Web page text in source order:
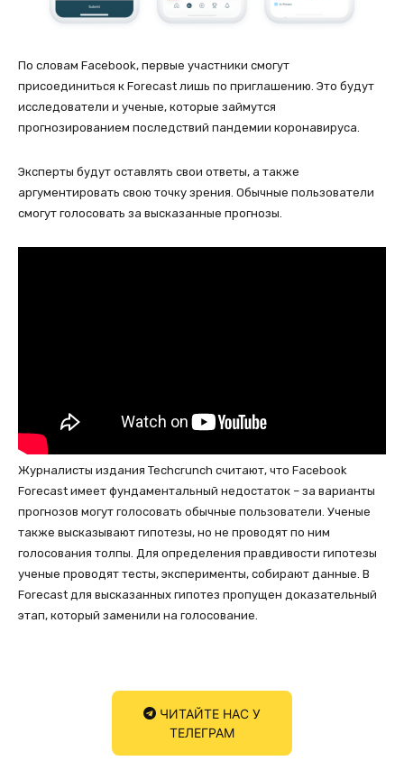
По словам Facebook, первые участники смогут
присоединиться к Forecast лишь по приглашению. Это будут
исследователи и ученые, которые займутся
прогнозированием последствий пандемии коронавируса.
Эксперты будут оставлять свои ответы, а также
аргументировать свою точку зрения. Обычные пользователи
смогут голосовать за высказанные прогнозы.
Журналисты издания Techcrunch считают, что Facebook
Forecast имеет фундаментальный недостаток – за варианты
прогнозов могут голосовать обычные пользователи. Ученые
также высказывают гипотезы, но не проводят по ним
голосования толпы. Для определения правдивости гипотезы
ученые проводят тесты, эксперименты, собирают данные. В
Forecast для высказанных гипотез пропущен доказательный
этап, который заменили на голосование.
ЧИТАЙТЕ НАС У
ТЕЛЕГРАМ